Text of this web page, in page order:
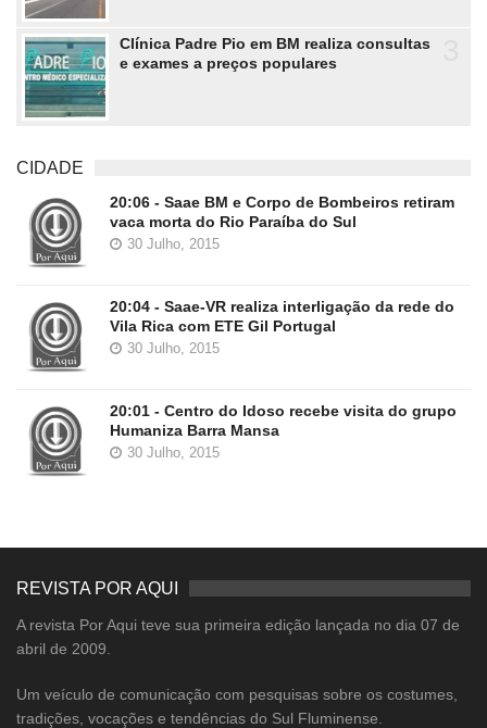
Clínica Padre Pio em BM realiza consultas
e exames a preços populares
CIDADE
20:06 - Saae BM e Corpo de Bombeiros retiram
vaca morta do Rio Paraíba do Sul
30 Julho, 2015
20:04 - Saae-VR realiza interligação da rede do
Vila Rica com ETE Gil Portugal
30 Julho, 2015
20:01 - Centro do Idoso recebe visita do grupo
Humaniza Barra Mansa
30 Julho, 2015
REVISTA POR AQUI
A revista Por Aqui teve sua primeira edição lançada no dia 07 de
abril de 2009.
Um veículo de comunicação com pesquisas sobre os costumes,
tradições, vocações e tendências do Sul Fluminense.